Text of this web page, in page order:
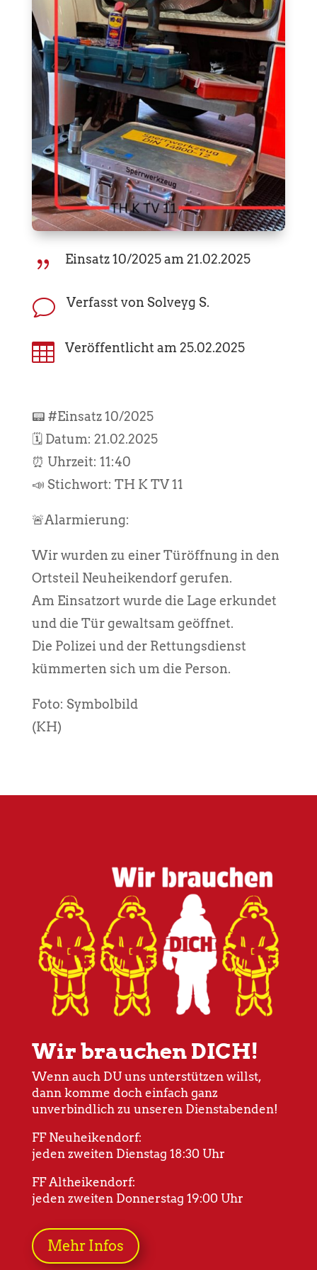
{ Einsatz 10/2025 am 21.02.2025
v Verfasst von Solveyg S.
 Veröffentlicht am 25.02.2025
📟 #Einsatz 10/2025
🗓️ Datum: 21.02.2025
⏰ Uhrzeit: 11:40
📣 Stichwort: TH K TV 11
🚨Alarmierung:
Wir wurden zu einer Türöffnung in den
Ortsteil Neuheikendorf gerufen.
Am Einsatzort wurde die Lage erkundet
und die Tür gewaltsam geöffnet.
Die Polizei und der Rettungsdienst
kümmerten sich um die Person.
Foto: Symbolbild
(KH)
Wir brauchen DICH!
Wenn auch DU uns unterstützen willst,
dann komme doch einfach ganz
unverbindlich zu unseren Dienstabenden!
FF Neuheikendorf:
jeden zweiten Dienstag 18:30 Uhr
FF Altheikendorf:
jeden zweiten Donnerstag 19:00 Uhr
Mehr Infos